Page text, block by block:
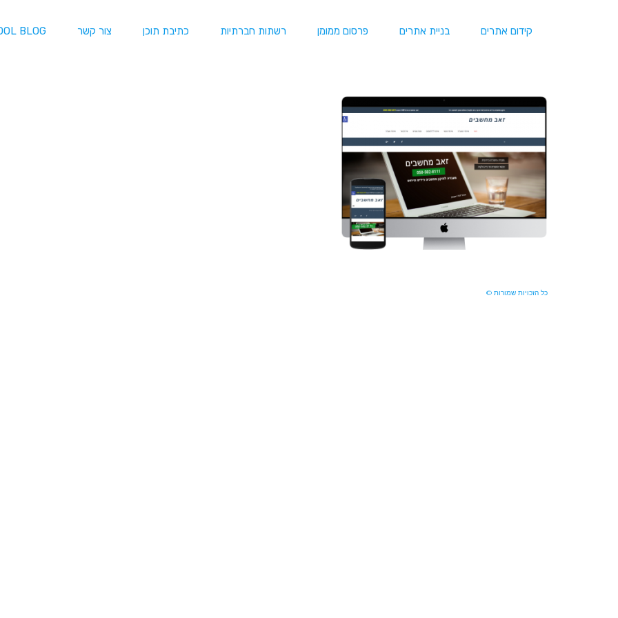
קידום אתרים בניית אתרים פרסום ממומן רשתות חברתיות כתיבת תוכן צור קשר BLOG
כל הזכויות שמורות ©